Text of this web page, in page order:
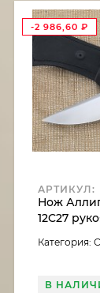
-2 986,60 ₽
АРТИКУЛ:
Нож
12C27
Категория:
В